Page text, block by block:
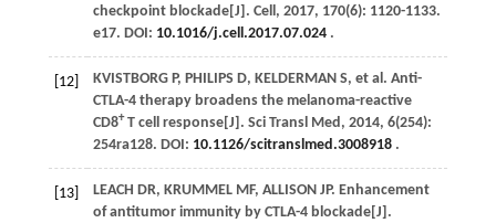
checkpoint blockade[J]. Cell, 2017, 170(6): 1120-1133.
e17. DOI: 10.1016/j.cell.2017.07.024.
[12] KVISTBORG P, PHILIPS D, KELDERMAN S, et al. Anti-
CTLA-4 therapy broadens the melanoma-reactive
CD8+T cell response[J]. Sci Transl Med, 2014, 6(254):
254ra128. DOI: 10.1126/scitranslmed.3008918.
[13] LEACH DR, KRUMMEL MF, ALLISON JP. Enhancement
of antitumor immunity by CTLA-4 blockade[J].